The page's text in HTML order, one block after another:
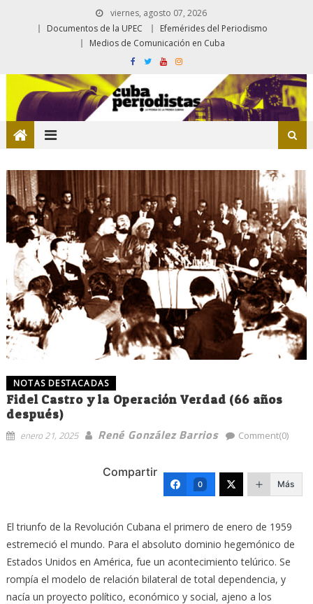
viernes, agosto 07, 2026
Documentos de la UPEC
Efemérides del Periodismo
Medios de Comunicación en Cuba
NOTAS DESTACADAS
Fidel Castro y la Operación Verdad (66 años
después)
enero 21, 2025 René González Barrios Comment(0)
Compartir
0 Más
El triunfo de la Revolución Cubana el primero de enero de 1959
estremeció el mundo. Para el absoluto dominio hegemónico de
Estados Unidos en América, fue un acontecimiento telúrico. Se
rompía el modelo de relación bilateral de total dependencia, y
nacía un proyecto político, económico y social, ajeno a los